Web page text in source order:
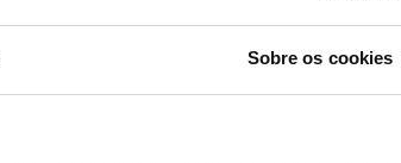
Sobre os cookies
Son usage évite le rejet de